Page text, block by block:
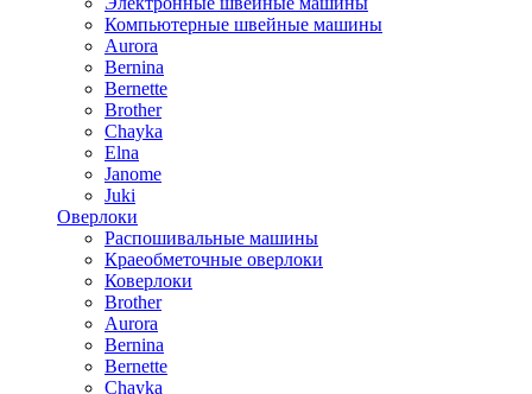
Компьютерные швейные машины
Aurora
Bernina
Bernette
Brother
Chayka
Elna
Janome
Juki
Оверлоки
Распошивальные машины
Краеобметочные оверлоки
Коверлоки
Brother
Aurora
Bernina
Bernette
Chayka